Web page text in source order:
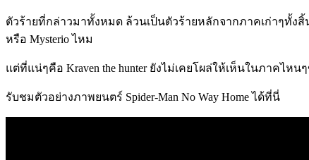
ตัวร้ายที่กล่าวมาทั้งหมด ล้วนเป็นตัวร้ายหลักจากภาคเก่าๆทั้งสิ้น
หรือ Mysterio ไหม
แต่ที่แน่ๆคือ Kraven the hunter ยังไม่เคยโผล่ให้เห็นในภาคไห
รับชมตัวอย่างภาพยนตร์ Spider-Man No Way Home ได้ที่นี่